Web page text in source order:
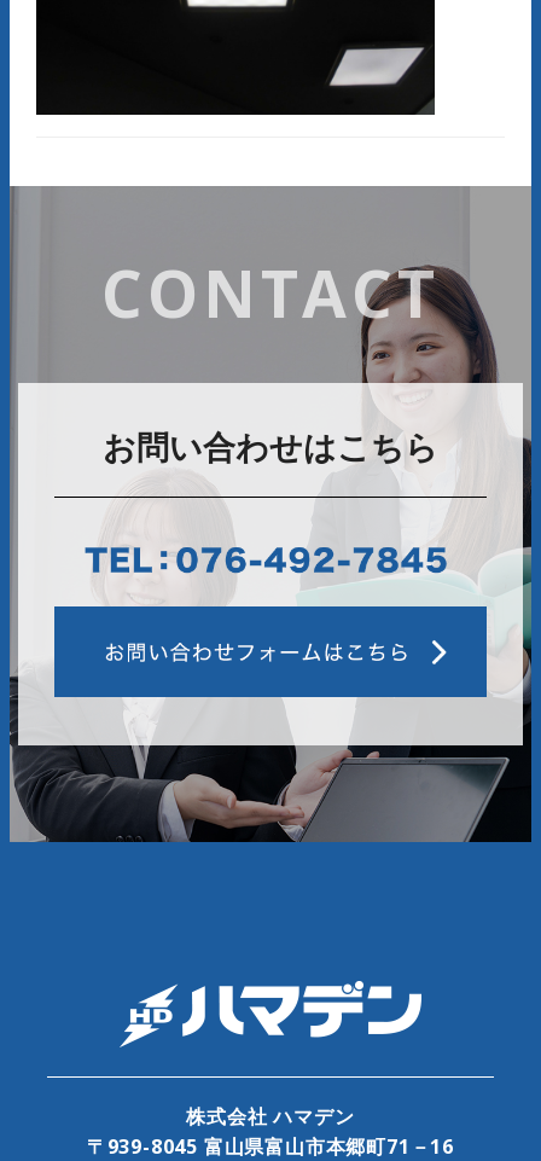
CONTACT
お問い合わせはこちら
株式会社 ハマデン
〒939-8045 富山県富山市本郷町71－16